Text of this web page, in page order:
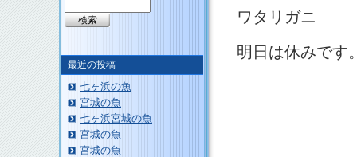
ワタリガニ
明日は休みです
最近の投稿
七ヶ浜の魚
宮城の魚
七ヶ浜宮城の魚
宮城の魚
宮城の魚